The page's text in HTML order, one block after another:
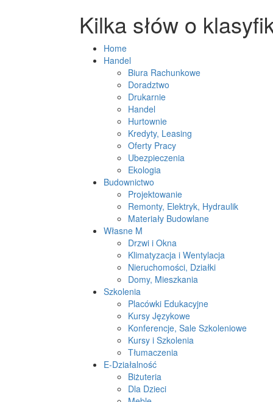
Kilka słów o
Home
Handel
Biura Rachunkowe
Doradztwo
Drukarnie
Handel
Hurtownie
Kredyty, Leasing
Oferty Pracy
Ubezpieczenia
Ekologia
Budownictwo
Projektowanie
Remonty, Elektryk, Hydraulik
Materiały Budowlane
Własne M
Drzwi i Okna
Klimatyzacja i Wentylacja
Nieruchomości, Działki
Domy, Mieszkania
Szkolenia
Placówki Edukacyjne
Kursy Językowe
Konferencje, Sale Szkoleniowe
Kursy i Szkolenia
Tłumaczenia
E-Działalność
Biżuteria
Dla Dzieci